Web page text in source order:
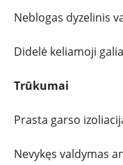
Neblogas dyzelinis
Didelė keliamoji galia
Trūkumai
Prasta garso
Nevykęs valdymas